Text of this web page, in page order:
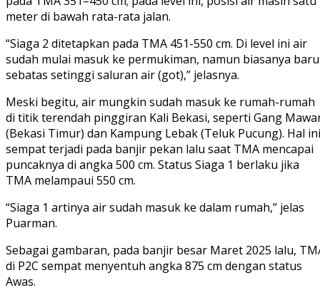
meter di bawah rata-rata jalan.
“Siaga 2 ditetapkan pada TMA 451-550 cm. Di level ini air
sudah mulai masuk ke permukiman, namun biasanya baru
sebatas setinggi saluran air (got),” jelasnya.
Meski begitu, air mungkin sudah masuk ke rumah-rumah
di titik terendah pinggiran Kali Bekasi, seperti Gang
(Bekasi Timur) dan Kampung Lebak (Teluk Pucung). Hal ini
sempat terjadi pada banjir pekan lalu saat TMA mencapai
puncaknya di angka 500 cm. Status Siaga 1 berlaku jika
TMA melampaui 550 cm.
“Siaga 1 artinya air sudah masuk ke dalam rumah,” jelas
Puarman.
Sebagai gambaran, pada banjir besar Maret 2025 lalu,
di P2C sempat menyentuh angka 875 cm dengan status
Awas.